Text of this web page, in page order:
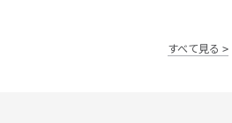
すべて見る